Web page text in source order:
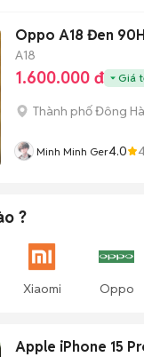
Oppo A18 Đen
A18
1.600.000 đ Giá
Thành phố Đông Hà
Minh Minh Ger4.0
?
Xiaomi Oppo
Apple iPhone 15